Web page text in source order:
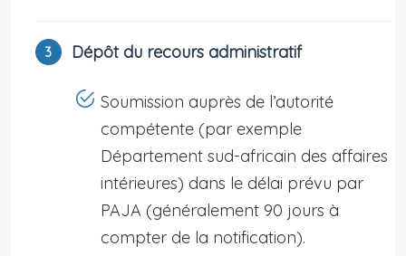
Dépôt du recours administratif
Soumission auprès de l’autorité
compétente (par exemple
Département sud-africain des affaires
intérieures) dans le délai prévu par
PAJA (généralement 90 jours à
compter de la notification).